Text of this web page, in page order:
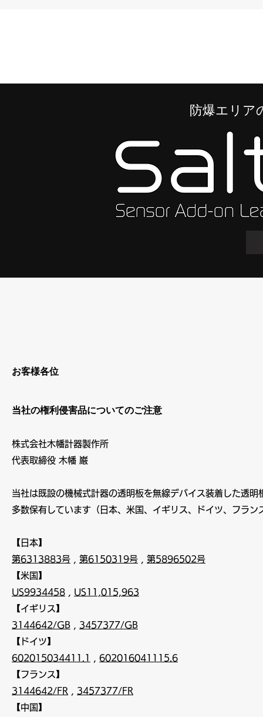
防爆エリア
お客様各位
当社の権利侵害品についてのご注意
株式会社木幡計器製作所
代表取締役 木幡 巌
当社は既設の機械式計器の透明板を無線デバイス装着した透
多数保有しています（日本、米国、イギリス、ドイツ、フラ
【日本】
第6313883号
第6150319号
第5896502号
【米国】
US9934458
US11,015,963
【イギリス】
3144642/GB
3457377/GB
【ドイツ】
602015034411.1
602016041115.6
【フランス】
3144642/FR
3457377/FR
【中国】